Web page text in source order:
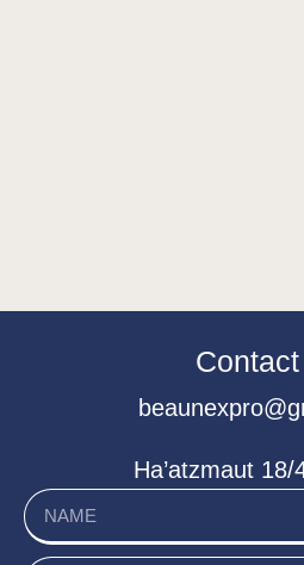
Ha’atzmaut